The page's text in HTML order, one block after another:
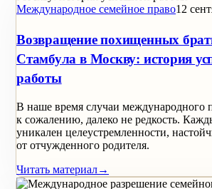
Международное семейное право12
Возвращение похищенных
Стамбула в Москву: история
работы
В наше время случаи международного
к сожалению, далеко не редкость.
уникален целеустремленности,
от отчужденного родителя.
Читать материал→